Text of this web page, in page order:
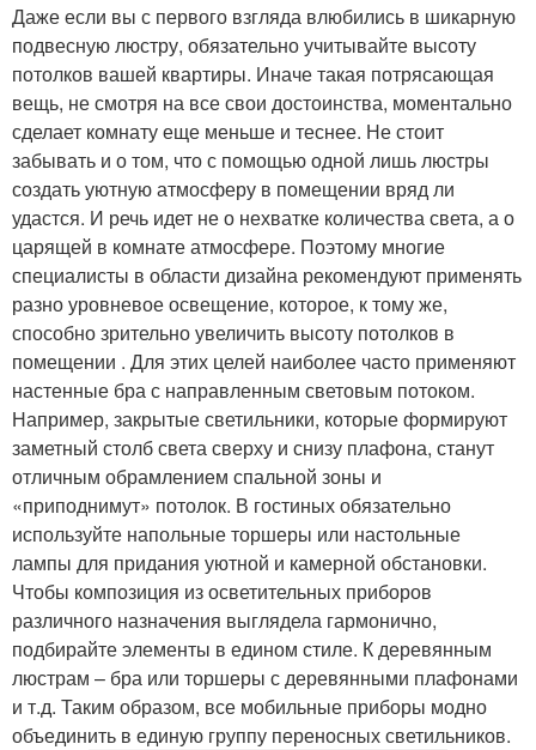
Даже если вы с первого взгляда влюбились в шикарную
подвесную люстру, обязательно учитывайте высоту
потолков вашей квартиры. Иначе такая потрясающая
вещь, не смотря на все свои достоинства, моментально
сделает комнату еще меньше и теснее. Не стоит
забывать и о том, что с помощью одной лишь люстры
создать уютную атмосферу в помещении вряд ли
удастся. И речь идет не о нехватке количества света, а о
царящей в комнате атмосфере. Поэтому многие
специалисты в области дизайна рекомендуют применять
разно уровневое освещение, которое, к тому же,
способно зрительно увеличить высоту потолков в
помещении . Для этих целей наиболее часто применяют
настенные бра с направленным световым потоком.
Например, закрытые светильники, которые формируют
заметный столб света сверху и снизу плафона, станут
отличным обрамлением спальной зоны и
«приподнимут» потолок. В гостиных обязательно
используйте напольные торшеры или настольные
лампы для придания уютной и камерной обстановки.
Чтобы композиция из осветительных приборов
различного назначения выглядела гармонично,
подбирайте элементы в едином стиле. К деревянным
люстрам – бра или торшеры с деревянными плафонами
и т.д. Таким образом, все мобильные приборы модно
объединить в единую группу переносных светильников.